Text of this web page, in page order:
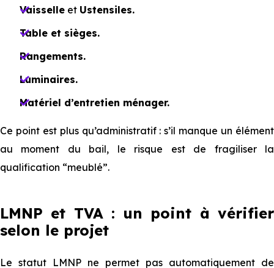
Vaisselle et Ustensiles.
Table et sièges.
Rangements.
Luminaires.
Matériel d’entretien ménager.
Ce point est plus qu’administratif : s’il manque un élément
au moment du bail, le risque est de fragiliser la
qualification “meublé”.
LMNP et TVA : un point à vérifier
selon le projet
Le statut LMNP ne permet pas automatiquement de